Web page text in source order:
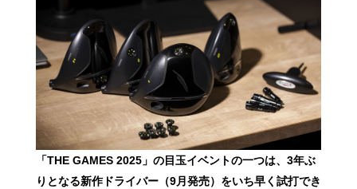
「THE GAMES 2025」の目玉イベントの一つは、3年ぶ
りとなる新作ドライバー（9月発売）をいち早く試打でき